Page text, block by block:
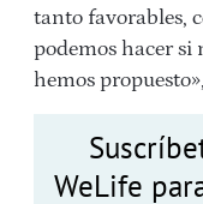
tanto favorables,
podemos hacer si
hemos
WeLife